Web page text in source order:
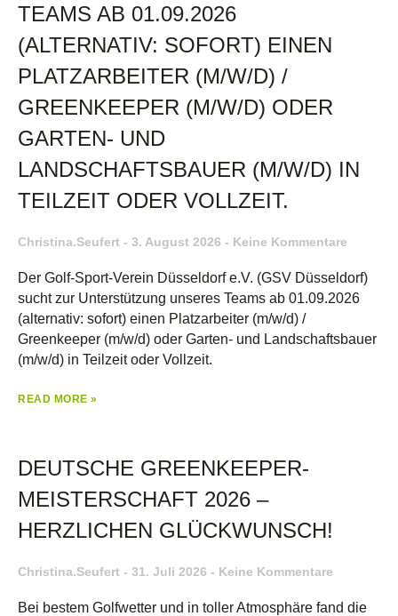
TEAMS AB 01.09.2026
(ALTERNATIV: SOFORT) EINEN
PLATZARBEITER (M/W/D) /
GREENKEEPER (M/W/D) ODER
GARTEN- UND
LANDSCHAFTSBAUER (M/W/D) IN
TEILZEIT ODER VOLLZEIT.
Christina.seufert 3. August 2026 Keine Kommentare
Der Golf-Sport-Verein Düsseldorf e.V. (GSV Düsseldorf)
sucht zur Unterstützung unseres Teams ab 01.09.2026
(alternativ: sofort) einen Platzarbeiter (m/w/d) /
Greenkeeper (m/w/d) oder Garten- und Landschaftsbauer
(m/w/d) in Teilzeit oder Vollzeit.
READ MORE »
DEUTSCHE GREENKEEPER-
MEISTERSCHAFT 2026 –
HERZLICHEN GLÜCKWUNSCH!
Christina.seufert 31. Juli 2026 Keine Kommentare
Bei bestem Golfwetter und in toller Atmosphäre fand die